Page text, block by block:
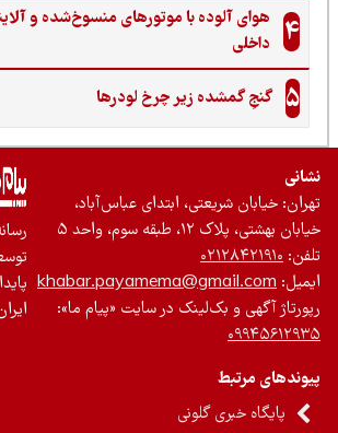
هوای آلوده با موتورهای منسوخ‌شده و آلاینده
داخلی
گنجِ گمشده زیر چرخ لودرها
خیابان شریعتی، ابتدای عباس‌آباد،
بهشتی، پلاک ۱۲، طبقه سوم، واحد ۵
۰۲۱۲۸۴۲۱۹۱۰
khabar.payamema@gmail.com
آگهی و بک‌لینک در سایت «پیام ما»:
مرتبط
پایگاه خبری گلونی
رسانۀ
توسعۀ
پایدار
ایران